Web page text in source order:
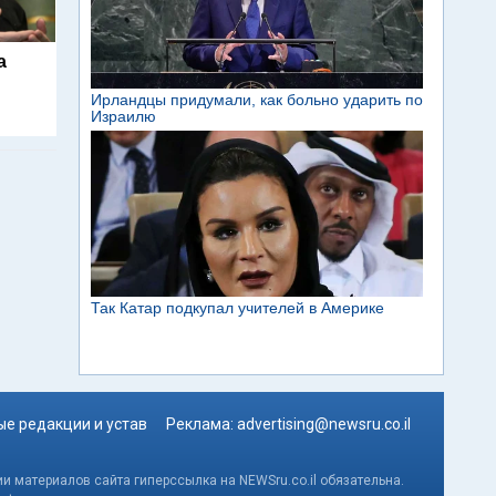
редакции и устав Реклама: advertising@newsru.co.il
сайта гиперссылка на NEWSru.co.il обязательна.